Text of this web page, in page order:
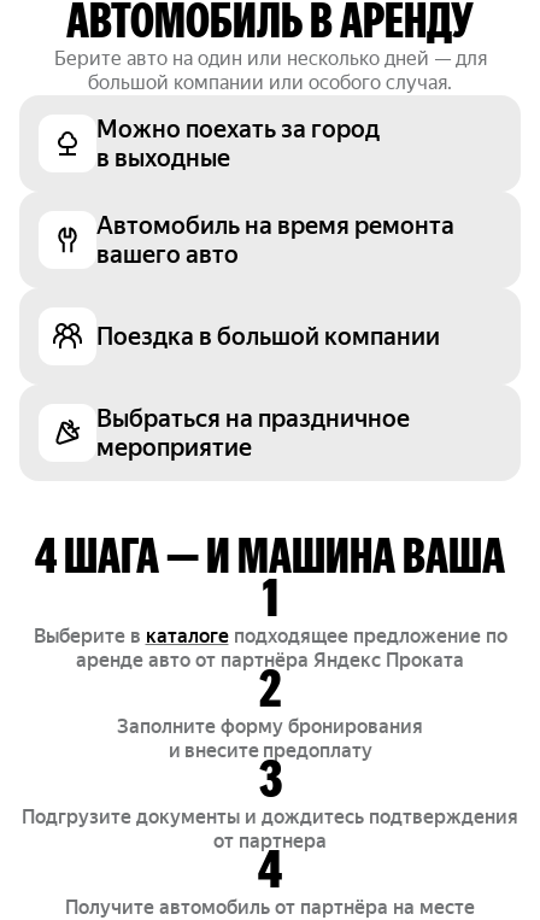
АВТОМОБИЛЬ В АРЕНДУ
Берите авто на один или несколько дней — для
большой компании или особого случая.
Можно поехать за город
в выходные
Автомобиль на время ремонта
вашего авто
Поездка в большой компании
Выбраться на праздничное
мероприятие
4 ШАГА — И МАШИНА ВАША
1
Выберите в каталогeподходящее предложение по
аренде авто от партнёра Яндекс Проката
2
Заполните форму бронирования
и внесите предоплату
3
Подгрузите документы и дождитесь подтверждения
от партнера
4
Получите автомобиль от партнёра на месте